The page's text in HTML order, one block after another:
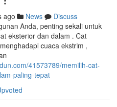
ago News
Discuss
Anda, penting sekali untuk
eksterior dan dalam . Cat
cuaca ekstrim ,
41573789/memilih-cat-
paling-tepat